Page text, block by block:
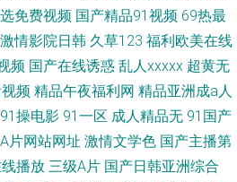
免费视频 国产精品91视频 69热最
激情影院日韩 久草123 福利欧美在线
频 国产在线诱惑 乱人xxxxx 超黄无
频 精品午夜福利网 精品亚洲成a人
91操电影 91一区 成人精品无 91国产
A片网站网址 激情文学色 国产主播第
播放 三级A片 国产日韩亚洲综合